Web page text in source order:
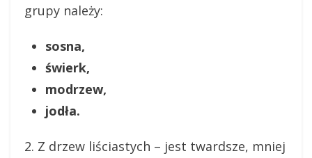
grupy należy:
sosna,
świerk,
modrzew,
jodła.
2. Z drzew liściastych – jest twardsze, mniej